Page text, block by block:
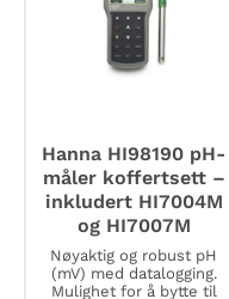
Hanna HI98190 pH-
måler koffertsett –
inkludert HI7004M
og HI7007M
Nøyaktig og robust pH
(mV) med datalogging.
Mulighet for å bytte til